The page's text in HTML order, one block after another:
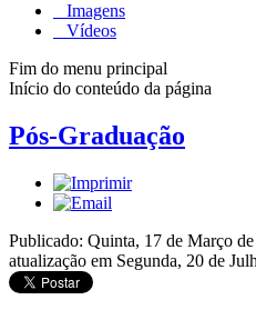
Imagens
Vídeos
Fim do menu principal
Início do conteúdo da página
Pós-Graduação
Publicado: Quinta, 17 de Março
atualização em Segunda, 20 de